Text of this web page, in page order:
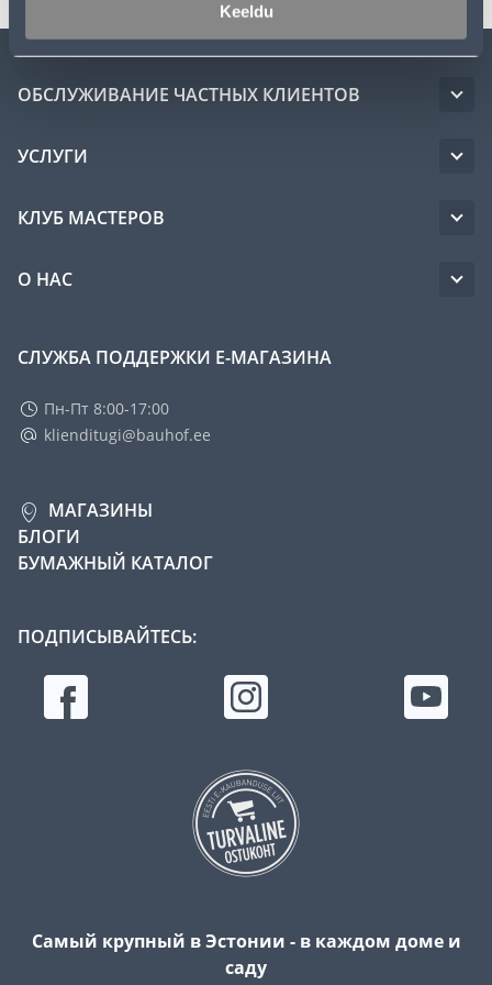
Keeldu
ОБСЛУЖИВАНИЕ ЧАСТНЫХ КЛИЕНТОВ
УСЛУГИ
КЛУБ МАСТЕРОВ
О НАС
СЛУЖБА ПОДДЕРЖКИ Е-МАГАЗИНА
Пн-Пт 8:00-17:00
klienditugi@bauhof.ee
МАГАЗИНЫ
БЛОГИ
БУМАЖНЫЙ КАТАЛОГ
ПОДПИСЫВАЙТЕСЬ:
Самый крупный в Эстонии - в каждом доме и
саду